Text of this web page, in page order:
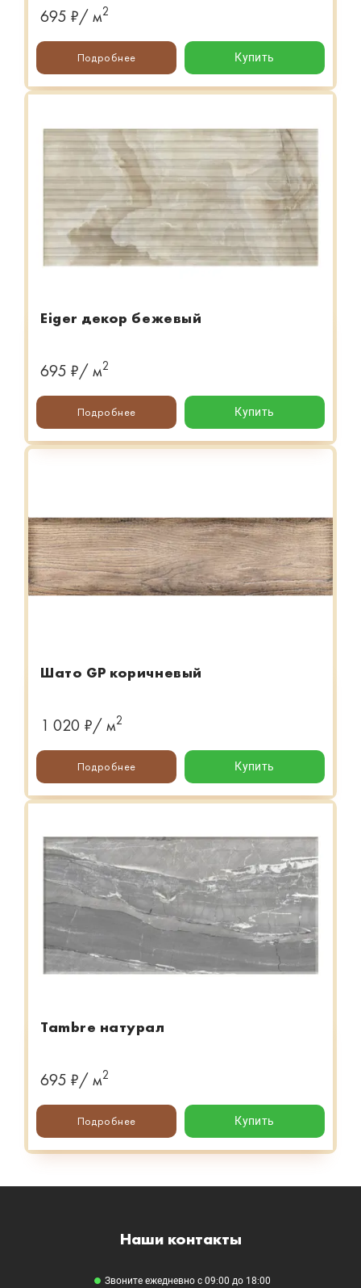
695 ₽/ м2
Подробнее Купить
Eiger декор бежевый
695 ₽/ м2
Подробнее Купить
Шато GP коричневый
1 020 ₽/ м2
Подробнее Купить
Tambre натурал
695 ₽/ м2
Подробнее Купить
Наши контакты
Звоните ежедневно с 09:00 до 18:00